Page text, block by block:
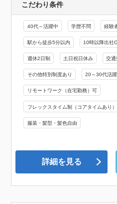
こだわり条件
40代～活躍中 学歴不問 経験
駅から徒歩5分以内 10時以降出社
週休2日制 土日祝日休み 交通
その他特別制度あり 20～30代活
リモートワーク（在宅勤務）可
フレックスタイム制（コアタイムあり）
服装・髪型・髪色自由
詳細を見る